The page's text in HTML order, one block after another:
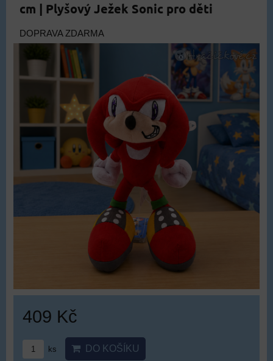
cm | Plyšový Ježek Sonic pro děti
DOPRAVA ZDARMA
409 Kč
ks DO KOŠÍKU